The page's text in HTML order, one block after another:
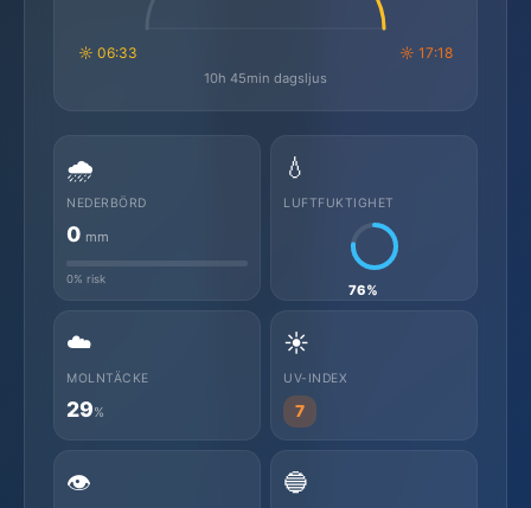
☼ 06:33 ☼ 17:18
10h 45min dagsljus
🌧️
NEDERBÖRD
0 mm
0% risk
💧
LUFTFUKTIGHET
76%
☁️
MOLNTÄCKE
29%
☀️
UV-INDEX
7
👁️ 🔵